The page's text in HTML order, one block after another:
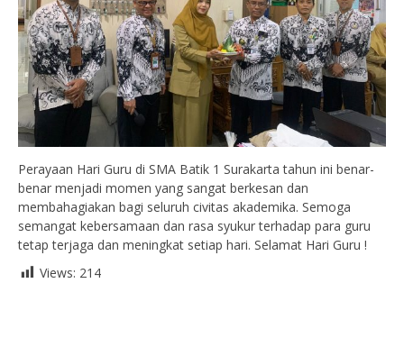
Perayaan Hari Guru di SMA Batik 1 Surakarta tahun ini benar-
benar menjadi momen yang sangat berkesan dan
membahagiakan bagi seluruh civitas akademika. Semoga
semangat kebersamaan dan rasa syukur terhadap para guru
tetap terjaga dan meningkat setiap hari. Selamat Hari Guru !
Views: 214